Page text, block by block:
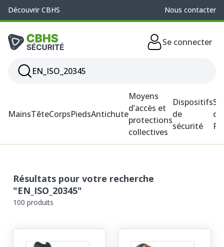
Découvrir CBHS Nous contacter
Se connecter
MainsTêteCorpsPiedsAntichute
Moyens
d’accès et
protections
collectives
Dispositifs
de
sécurité
Résultats pour votre recherche
"EN_ISO_20345"
100 produits